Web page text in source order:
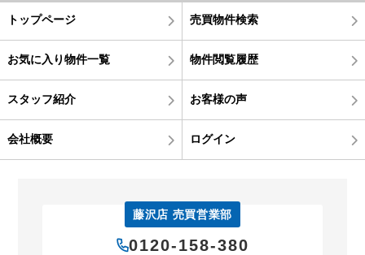
トップページ 売買物件検索
お気に入り物件一覧 物件閲覧履歴
スタッフ紹介 お客様の声
会社概要 ログイン
藤沢店 売買営業部
0120-158-380